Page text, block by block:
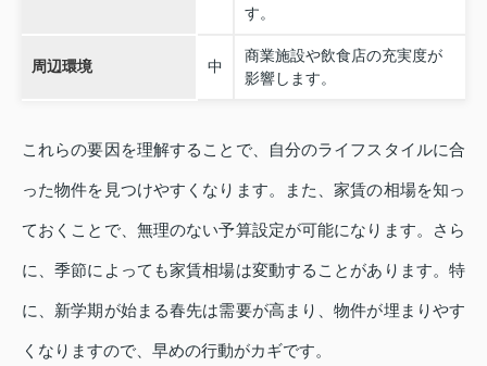
す。
周辺環境 中
商業施設や飲食店の充実度が
影響します。
これらの要因を理解することで、自分のライフスタイルに合
った物件を見つけやすくなります。また、家賃の相場を知っ
ておくことで、無理のない予算設定が可能になります。さら
に、季節によっても家賃相場は変動することがあります。特
に、新学期が始まる春先は需要が高まり、物件が埋まりやす
くなりますので、早めの行動がカギです。